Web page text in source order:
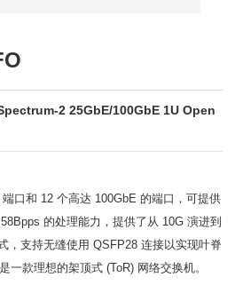
2 25GbE/100GbE 1U Open
口和 12 个高达 100GbE 的端口，可提供
的处理能力，提供了从 10G 演进到
，支持无缝使用 QSFP28 连接以实现叶脊
一款理想的架顶式 (ToR) 网络交换机。